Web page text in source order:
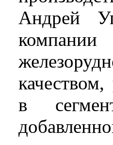
Андрей
компании
в